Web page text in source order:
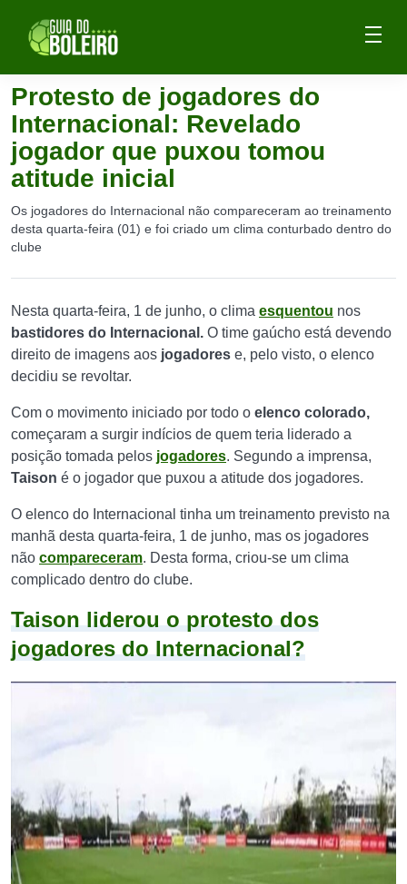
Protesto de jogadores do
Internacional: Revelado
jogador que puxou tomou
atitude inicial
Os jogadores do Internacional não compareceram ao treinamento
desta quarta-feira (01) e foi criado um clima conturbado dentro do
clube
Nesta quarta-feira, 1 de junho, o clima esquentou nos
bastidores do Internacional. O time gaúcho está devendo
direito de imagens aos jogadores e, pelo visto, o elenco
decidiu se revoltar.
Com o movimento iniciado por todo o elenco colorado,
começaram a surgir indícios de quem teria liderado a
posição tomada pelos jogadores. Segundo a imprensa,
Taison é o jogador que puxou a atitude dos jogadores.
O elenco do Internacional tinha um treinamento previsto na
manhã desta quarta-feira, 1 de junho, mas os jogadores
não compareceram. Desta forma, criou-se um clima
complicado dentro do clube.
Taison liderou o protesto dos
jogadores do Internacional?